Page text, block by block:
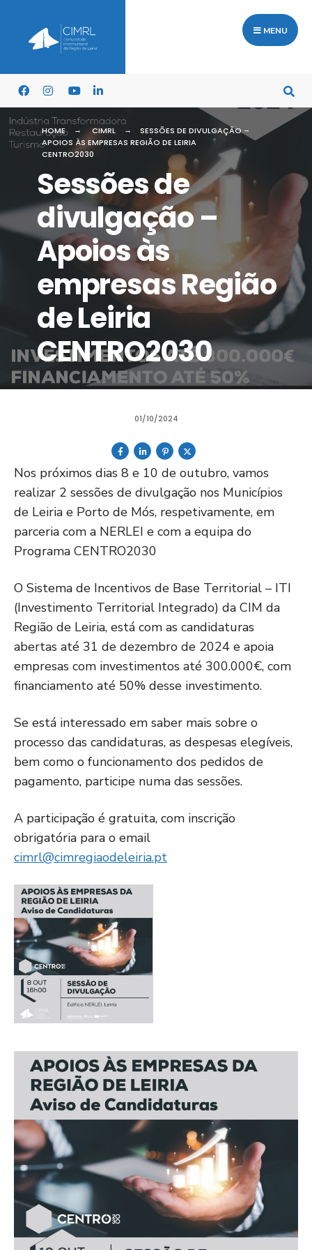
MENU
HOME CIMRL
SESSÕES DE DIVULGAÇÃO –
APOIOS ÀS EMPRESAS REGIÃO DE LEIRIA
CENTRO2030
Sessões de
divulgação –
Apoios às
empresas Região
de Leiria
CENTRO2030
01/10/2024
Nos próximos dias 8 e 10 de outubro, vamos
realizar 2 sessões de divulgação nos Municípios
de Leiria e Porto de Mós, respetivamente, em
parceria com a NERLEI e com a equipa do
Programa CENTRO2030
O Sistema de Incentivos de Base Territorial – ITI
(Investimento Territorial Integrado) da CIM da
Região de Leiria, está com as candidaturas
abertas até 31 de dezembro de 2024 e apoia
empresas com investimentos até 300.000€, com
financiamento até 50% desse investimento.
Se está interessado em saber mais sobre o
processo das candidaturas, as despesas elegíveis,
bem como o funcionamento dos pedidos de
pagamento, participe numa das sessões.
A participação é gratuita, com inscrição
obrigatória para o email
cimrl@cimregiaodeleiria.pt